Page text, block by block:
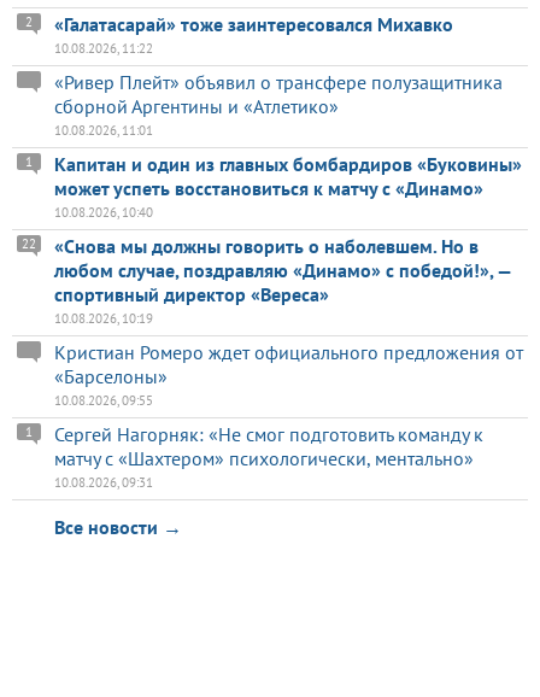
«Галатасарай» тоже заинтересовался Михавко
2
10.08.2026, 11:22
«Ривер Плейт» объявил о трансфере полузащитника
сборной Аргентины и «Атлетико»
10.08.2026, 11:01
Капитан и один из главных бомбардиров «Буковины»
может успеть восстановиться к матчу с «Динамо»
1
10.08.2026, 10:40
«Снова мы должны говорить о наболевшем. Но в
любом случае, поздравляю «Динамо» с победой!», —
спортивный директор «Вереса»
22
10.08.2026, 10:19
Кристиан Ромеро ждет официального предложения от
«Барселоны»
10.08.2026, 09:55
Сергей Нагорняк: «Не смог подготовить команду к
матчу с «Шахтером» психологически, ментально»
1
10.08.2026, 09:31
Все новости →